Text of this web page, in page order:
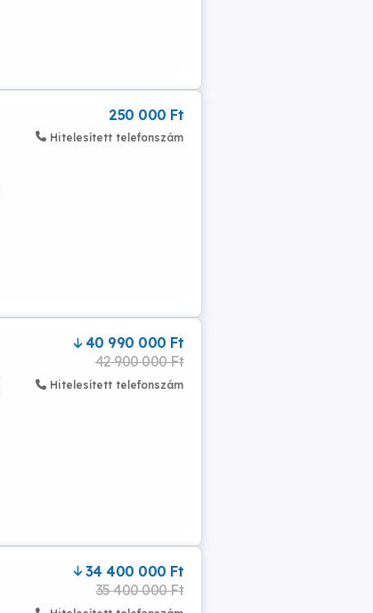
250 000 Ft
Hitelesített telefonszám
40 990 000 Ft
42 900 000 Ft
Hitelesített telefonszám
34 400 000 Ft
35 400 000 Ft